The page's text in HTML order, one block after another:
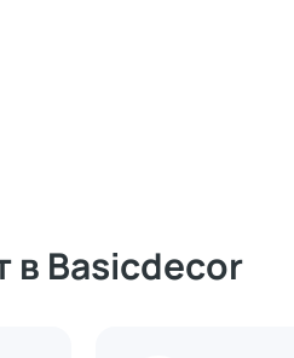
в Basicdecor